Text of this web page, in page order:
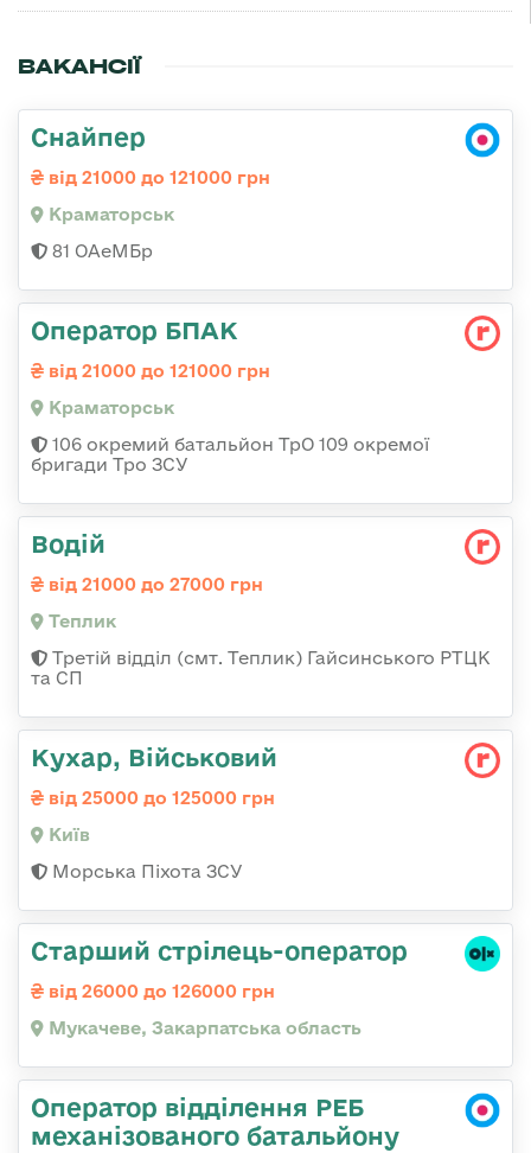
ВАКАНСІЇ
Снайпер
від 21000 до 121000 грн
Краматорськ
81 ОАеМБр
Оператор БПАК
від 21000 до 121000 грн
Краматорськ
106 окремий батальйон ТрО 109 окремої
бригади Тро ЗСУ
Водій
від 21000 до 27000 грн
Теплик
Третій відділ (смт. Теплик) Гайсинського РТЦК
та СП
Кухар, Військовий
від 25000 до 125000 грн
Київ
Морська Піхота ЗСУ
Старший стрілець-оператор
від 26000 до 126000 грн
Мукачеве, Закарпатська область
Оператор відділення РЕБ
механізованого батальйону